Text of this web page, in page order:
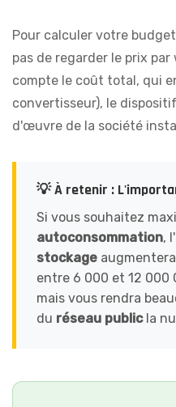
Pour calculer votre
pas de regarder le prix
compte le coût total, qui
convertisseur), le
d'œuvre de la société
💡 À retenir :
Si vous souhaitez
autoconsommation,
stockage
entre 6 000 et 12 000
mais vous rendra
du réseau publicla